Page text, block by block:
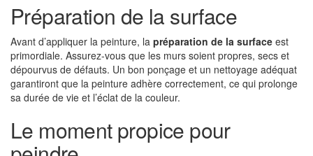
Préparation de la surface
Avant d’appliquer la peinture, la préparation de la surface est
primordiale. Assurez-vous que les murs soient propres, secs et
dépourvus de défauts. Un bon ponçage et un nettoyage adéquat
garantiront que la peinture adhère correctement, ce qui prolonge
sa durée de vie et l’éclat de la couleur.
Le moment propice pour